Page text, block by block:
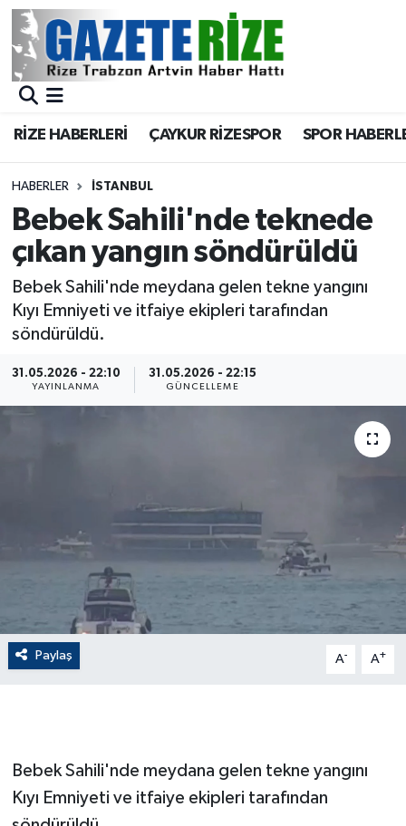
RİZE HABERLERİ ÇAYKUR RİZESPOR SPOR
HABERLER İSTANBUL
Bebek Sahili'nde teknede
çıkan yangın söndürüldü
Bebek Sahili'nde meydana gelen tekne yangını
Kıyı Emniyeti ve itfaiye ekipleri tarafından
söndürüldü.
31.05.2026 - 22:10
YAYINLANMA
31.05.2026 - 22:15
GÜNCELLEME
Paylaş A- A+
Bebek Sahili'nde meydana gelen tekne yangını
Kıyı Emniyeti ve itfaiye ekipleri tarafından
BÖLGEMİZ
Asayiş
Rize Jandarma Komutanlığı
Bilim Teknoloji
Canlı Maç
Dünya
EĞİTİM
EKONOMİ
English News
Flaş Haber
Gayrimenkul
Merkez Nöbetçi Eczaneler
Merkez Trafik Yoğunluk Haritası
Süper Lig Puan Durumu ve Fikstür
Tüm Manşetler
Son Dakika Haberleri